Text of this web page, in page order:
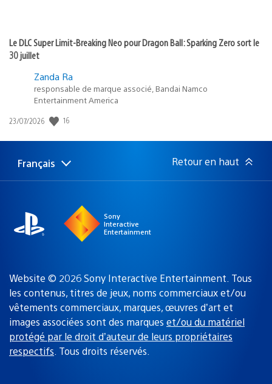
Le DLC Super Limit-Breaking Neo pour Dragon Ball: Sparking Zero sort le
30 juillet
Zanda Ra
responsable de marque associé, Bandai Namco
Entertainment America
Date
publication
23/07/2026 16
Choisir
une
Région
actuelle
Français Retour en haut
Sony
Interactive
Entertainment
Website © 2026 Sony Interactive Entertainment. Tous
les contenus, titres de jeux, noms commerciaux et/ou
vêtements commerciaux, marques, œuvres d’art et
images associées sont des marques et/ou du matériel
protégé par le droit d’auteur de leurs propriétaires
respectifs. Tous droits réservés.